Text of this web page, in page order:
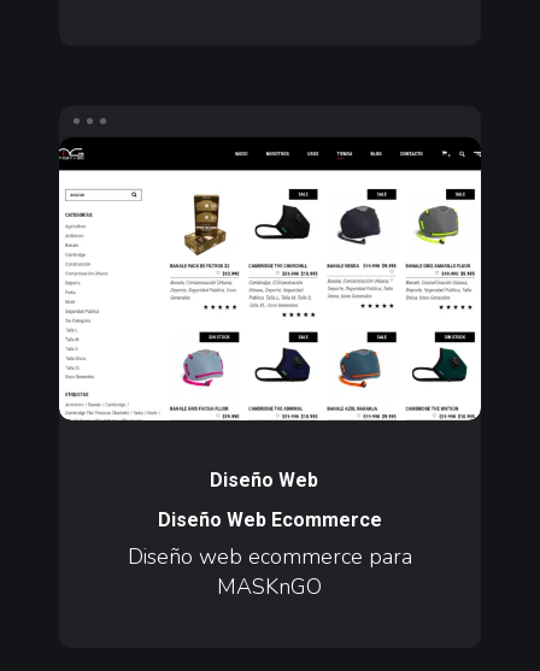
Diseño
web
ecommerce
para
MASKnGO
web
ecommerce
MASKnGO
Diseño Web
Diseño Web Ecommerce
Diseño web ecommerce para
MASKnGO